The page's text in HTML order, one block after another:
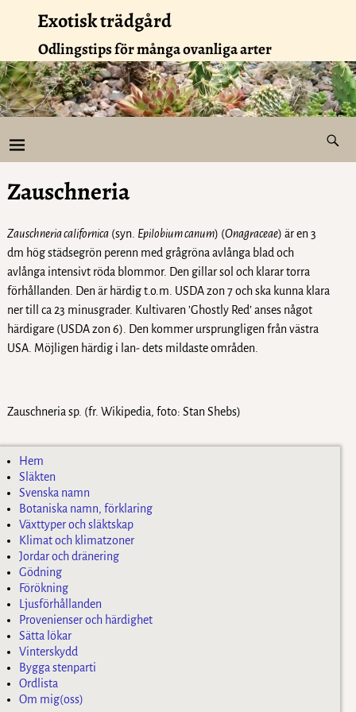
Exotisk trädgård
Odlingstips för många ovanliga arter
Zauschneria
Zauschneria californica(syn. Epilobium canum) (Onagraceae) är en 3
dm hög städsegrön perenn med grågröna avlånga blad och
avlånga intensivt röda blommor. Den gillar sol och klarar torra
förhållanden. Den är härdig t.o.m. USDA zon 7 och ska kunna klara
ner till ca 23 minusgrader. Kultivaren ’Ghostly Red’ anses något
härdigare (USDA zon 6). Den kommer ursprungligen från västra
USA. Möjligen härdig i lan- dets mildaste områden.
Zauschneria sp. (fr. Wikipedia, foto: Stan Shebs)
Hem
Släkten
Svenska namn
Botaniska namn, förklaring
Växttyper och släktskap
Klimat och klimatzoner
Jordar och dränering
Gödning
Förökning
Ljusförhållanden
Provenienser och härdighet
Sätta lökar
Vinterskydd
Bygga stenparti
Ordlista
Om mig(oss)